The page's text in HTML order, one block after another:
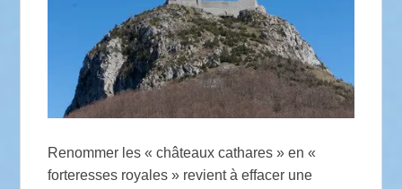
Renommer les « châteaux cathares » en «
forteresses royales » revient à effacer une